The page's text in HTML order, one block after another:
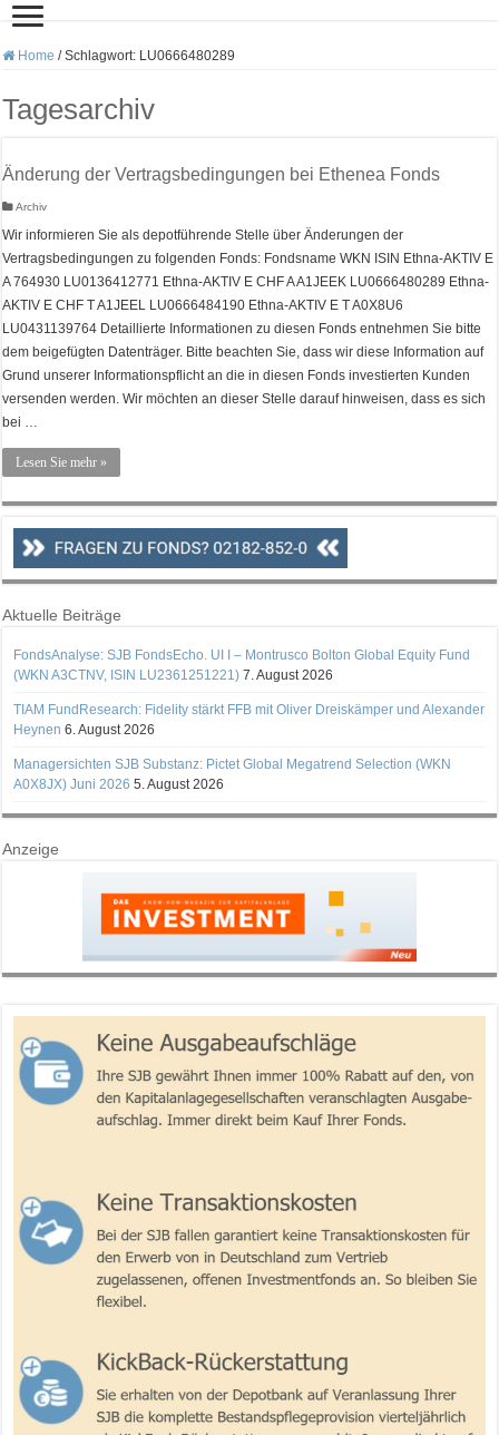
Home / Schlagwort: LU0666480289
Tagesarchiv
Änderung der Vertragsbedingungen bei Ethenea Fonds
Archiv
Wir informieren Sie als depotführende Stelle über Änderungen der
Vertragsbedingungen zu folgenden Fonds: Fondsname WKN ISIN Ethna-AKTIV E
A 764930 LU0136412771 Ethna-AKTIV E CHF A A1JEEK LU0666480289 Ethna-
AKTIV E CHF T A1JEEL LU0666484190 Ethna-AKTIV E T A0X8U6
LU0431139764 Detaillierte Informationen zu diesen Fonds entnehmen Sie bitte
dem beigefügten Datenträger. Bitte beachten Sie, dass wir diese Information auf
Grund unserer Informationspflicht an die in diesen Fonds investierten Kunden
versenden werden. Wir möchten an dieser Stelle darauf hinweisen, dass es sich
bei …
Lesen Sie mehr »
Aktuelle Beiträge
FondsAnalyse: SJB FondsEcho. UI I – Montrusco Bolton Global Equity Fund
(WKN A3CTNV, ISIN LU2361251221) 7. August 2026
TIAM FundResearch: Fidelity stärkt FFB mit Oliver Dreiskämper und Alexander
Heynen 6. August 2026
Managersichten SJB Substanz: Pictet Global Megatrend Selection (WKN
A0X8JX) Juni 2026 5. August 2026
Anzeige